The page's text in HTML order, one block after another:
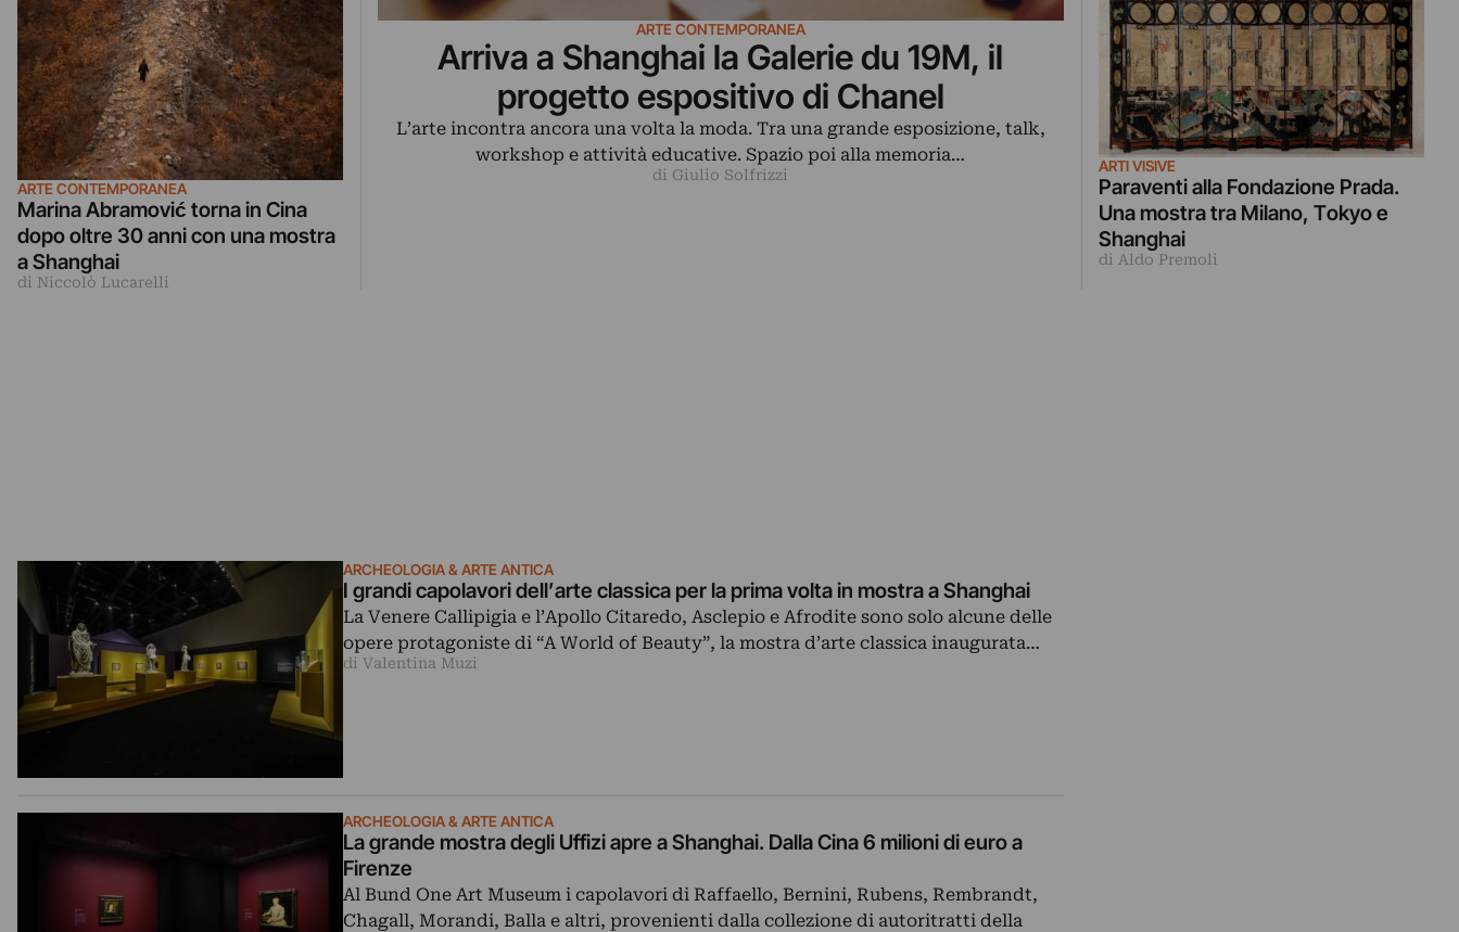
ARTE CONTEMPORANEA
Arriva a Shanghai la Galerie du 19M, il
progetto espositivo di Chanel
L’arte incontra ancora una volta la moda. Tra una grande esposizione, talk,
workshop e attività educative. Spazio poi alla memoria…
di Giulio Solfrizzi
ARTE CONTEMPORANEA
Marina Abramović torna in Cina
dopo oltre 30 anni con una mostra
a Shanghai
di Niccolò Lucarelli
ARTI VISIVE
Paraventi alla Fondazione Prada.
Una mostra tra Milano, Tokyo e
Shanghai
di Aldo Premoli
ARCHEOLOGIA & ARTE ANTICA
I grandi capolavori dell’arte classica per la prima volta in mostra a Shanghai
La Venere Callipigia e l’Apollo Citaredo, Asclepio e Afrodite sono solo alcune delle
opere protagoniste di “A World of Beauty”, la mostra d’arte classica inaugurata…
di Valentina Muzi
ARCHEOLOGIA & ARTE ANTICA
La grande mostra degli Uffizi apre a Shanghai. Dalla Cina 6 milioni di euro a
Firenze
Al Bund One Art Museum i capolavori di Raffaello, Bernini, Rubens, Rembrandt,
Chagall, Morandi, Balla e altri, provenienti dalla collezione di autoritratti della